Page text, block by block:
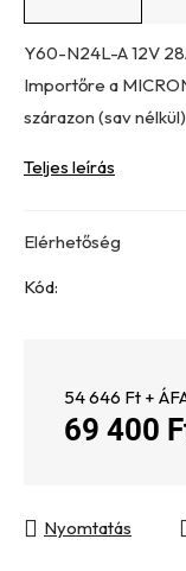
Y60-N24L-A 12V
Importőre a
szárazon (sav
Teljes leírás
Elérhetőség
Kód:
54 646 Ft +
69 400
Nyomtatás